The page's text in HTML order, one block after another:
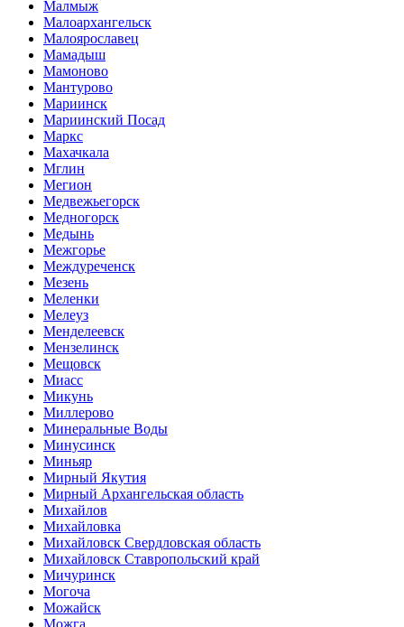
Малмыж
Малоархангельск
Малоярославец
Мамадыш
Мамоново
Мантурово
Мариинск
Мариинский Посад
Маркс
Махачкала
Мглин
Мегион
Медвежьегорск
Медногорск
Медынь
Межгорье
Междуреченск
Мезень
Меленки
Мелеуз
Менделеевск
Мензелинск
Мещовск
Миасс
Микунь
Миллерово
Минеральные Воды
Минусинск
Миньяр
Мирный Якутия
Мирный Архангельская область
Михайлов
Михайловка
Михайловск Свердловская область
Михайловск Ставропольский край
Мичуринск
Могоча
Можайск
Можга